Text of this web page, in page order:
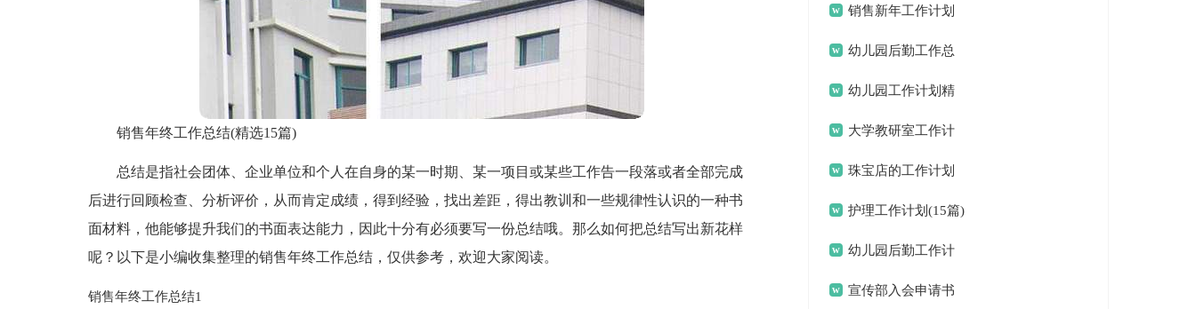
销售年终工作总结(精选15篇)
总结是指社会团体、企业单位和个人在自身的某一时期、某一项目或某些工作告一段落或者全部完成
后进行回顾检查、分析评价，从而肯定成绩，得到经验，找出差距，得出教训和一些规律性认识的一种书
面材料，他能够提升我们的书面表达能力，因此十分有必须要写一份总结哦。那么如何把总结写出新花样
呢？以下是小编收集整理的销售年终工作总结，仅供参考，欢迎大家阅读。
销售年终工作总结1
15篇销售新年工作计划
幼儿园后勤工作总
结汇编15篇
幼儿园工作计划精
选15篇大学教研室工作计
划 珠宝店的工作计划
护理工作计划(15篇)
幼儿园后勤工作计
划(15篇)
宣传部入会申请书